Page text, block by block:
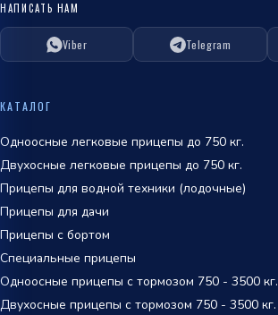
ОТПРАВИТЬ
НАПИСАТЬ НАМ
Viber Telegram
КАТАЛОГ
Одноосные легковые прицепы до 750 кг.
Двухосные легковые прицепы до 750 кг.
Прицепы для водной техники (лодочные)
Прицепы для дачи
Прицепы с бортом
Специальные прицепы
Одноосные прицепы с тормозом 750 - 3500 кг.
Двухосные прицепы с тормозом 750 - 3500 кг.